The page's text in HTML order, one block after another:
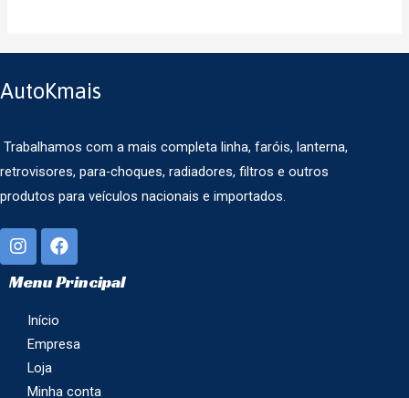
AutoKmais
Trabalhamos com a mais completa linha, faróis, lanterna,
retrovisores, para-choques, radiadores, filtros e outros
produtos para veículos nacionais e importados.
Menu Principal
Início
Empresa
Loja
Minha conta